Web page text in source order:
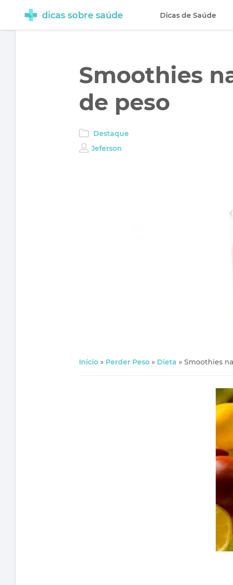
Smoothies
de peso
Destaque
Jeferson
Início » Perder Peso » Dieta » Smoothies
dicas sobre saúde Dicas de Saúde